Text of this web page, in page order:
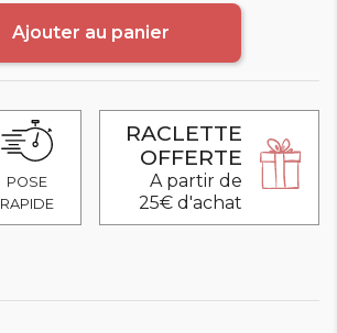
Ajouter au panier
POSE
RAPIDE
RACLETTE
OFFERTE
A partir de
25€ d'achat